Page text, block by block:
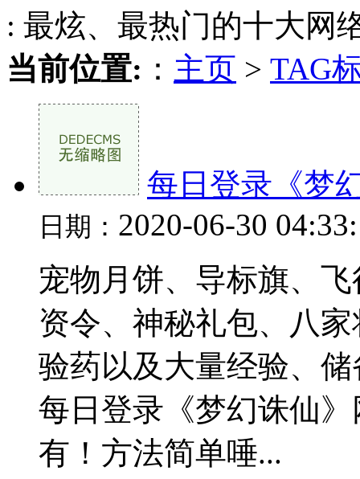
: 最炫、最热门的十大网
当前位置: ： 主页 > TAG
每日登录《梦
日期： 2020-06-30
宠物月饼、导标旗、
资令、神秘礼包、八
验药以及大量经验、
每日登录《梦幻诛仙
有！方法简单唾...